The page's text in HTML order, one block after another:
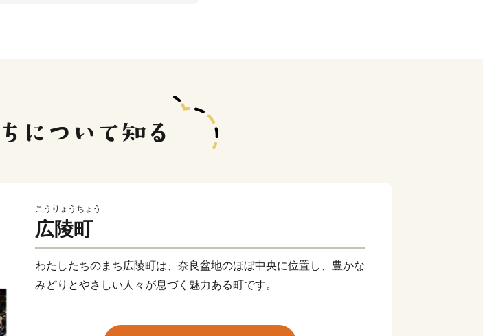
こうりょうちょう
広陵町
わたしたちのまち広陵町は、奈良盆地のほぼ中央に位置し、豊かな
みどりとやさしい人々が息づく魅力ある町です。
本町は、南北に走る高田川・葛城川・曽我川が流れ、その周囲で